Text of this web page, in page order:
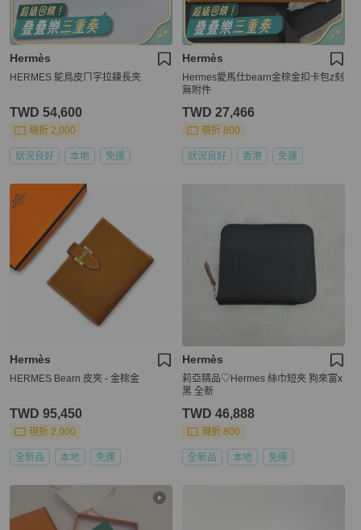
Hermès
HERMES 鴕鳥皮ㄇ字拉鍊長夾
TWD 54,600
現折 2,000
狀況良好 本地 免運
Hermès
Hermes愛馬仕bearn金棕金扣卡包z刻
無附件
TWD 27,466
現折 800
狀況良好 香港 免運
Hermès
HERMES Bearn 皮夾 - 金棕金
TWD 95,450
現折 2,000
全新品 本地 免運
Hermès
莉亞精品♡Hermes 絲巾短夾 狗來富x
黑 全新
TWD 46,888
現折 800
全新品 本地 免運